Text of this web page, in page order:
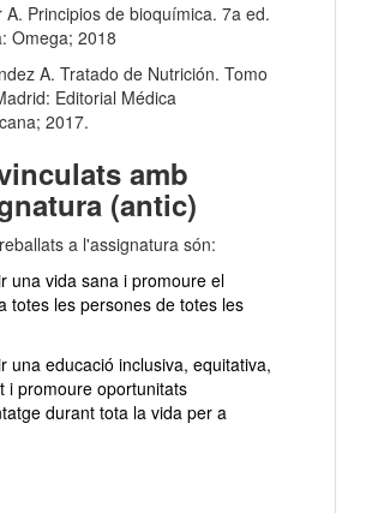
A. Principios de bioquímica. 7a ed.
Omega; 2018
A. Tratado de Nutrición. Tomo
Editorial Médica
2017.
amb
(antic)
a l'assignatura són:
una vida sana i promoure el
totes les persones de totes les
una educació inclusiva, equitativa,
i promoure oportunitats
durant tota la vida per a